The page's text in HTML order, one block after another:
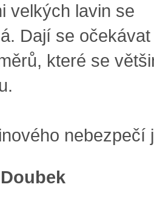
velkých lavin se
Dají se
které se
nebezpečí